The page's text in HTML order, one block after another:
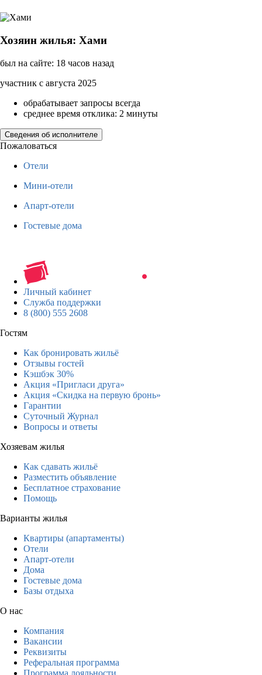
Хозяин жилья: Хами
был на сайте: 18 часов назад
участник с августа 2025
обрабатывает запросы всегда
среднее время отклика: 2 минуты
Сведения об исполнителе
Пожаловаться
Отели
Мини-отели
Апарт-отели
Гостевые дома
Личный кабинет
Служба поддержки
8 (800) 555 2608
Гостям
Как бронировать жильё
Отзывы гостей
Кэшбэк 30%
Акция «Пригласи друга»
Акция «Скидка на первую бронь»
Гарантии
Суточный Журнал
Вопросы и ответы
Хозяевам жилья
Как сдавать жильё
Разместить объявление
Бесплатное страхование
Помощь
Варианты жилья
Квартиры (апартаменты)
Отели
Апарт-отели
Дома
Гостевые дома
Базы отдыха
О нас
Компания
Вакансии
Реквизиты
Реферальная программа
Программа лояльности